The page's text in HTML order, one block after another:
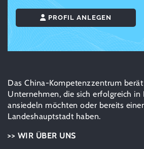
PROFIL ANLEGEN
Das China-Kompetenzzentrum
Unternehmen, die sich erfolgreich in
ansiedeln möchten oder bereits
Landeshauptstadt haben.
>> WIR ÜBER UNS